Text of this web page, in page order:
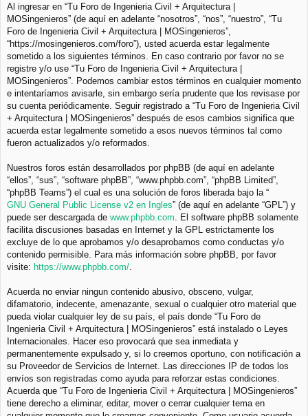
d
os
Al ingresar en “Tu Foro de Ingenieria Civil + Arquitectura |
MOSingenieros” (de aquí en adelante “nosotros”, “nos”, “nuestro”, “Tu
Foro de Ingenieria Civil + Arquitectura | MOSingenieros”,
“https://mosingenieros.com/foro”), usted acuerda estar legalmente
sometido a los siguientes términos. En caso contrario por favor no se
registre y/o use “Tu Foro de Ingenieria Civil + Arquitectura |
MOSingenieros”. Podemos cambiar estos términos en cualquier momento
e intentaríamos avisarle, sin embargo sería prudente que los revisase por
su cuenta periódicamente. Seguir registrado a “Tu Foro de Ingenieria Civil
+ Arquitectura | MOSingenieros” después de esos cambios significa que
acuerda estar legalmente sometido a esos nuevos términos tal como
fueron actualizados y/o reformados.
Nuestros foros están desarrollados por phpBB (de aquí en adelante
“ellos”, “sus”, “software phpBB”, “www.phpbb.com”, “phpBB Limited”,
“phpBB Teams”) el cual es una solución de foros liberada bajo la “
GNU General Public License v2 en Ingles” (de aquí en adelante “GPL”) y
puede ser descargada de www.phpbb.com . El software phpBB solamente
facilita discusiones basadas en Internet y la GPL estrictamente los
excluye de lo que aprobamos y/o desaprobamos como conductas y/o
contenido permisible. Para más información sobre phpBB, por favor
visite: https://www.phpbb.com/
Acuerda no enviar ningun contenido abusivo, obsceno, vulgar,
difamatorio, indecente, amenazante, sexual o cualquier otro material que
pueda violar cualquier ley de su país, el país donde “Tu Foro de
Ingenieria Civil + Arquitectura | MOSingenieros” está instalado o Leyes
Internacionales. Hacer eso provocará que sea inmediata y
permanentemente expulsado y, si lo creemos oportuno, con notificación a
su Proveedor de Servicios de Internet. Las direcciones IP de todos los
envíos son registradas como ayuda para reforzar estas condiciones.
Acuerda que “Tu Foro de Ingenieria Civil + Arquitectura | MOSingenieros”
tiene derecho a eliminar, editar, mover o cerrar cualquier tema en